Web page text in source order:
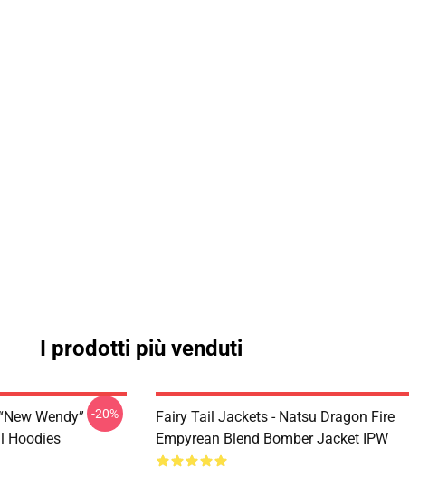
I prodotti più venduti
Wendy”
Hoodies
-20%
Fairy Tail Jackets - Natsu Dragon Fire
Empyrean Blend Bomber Jacket IPW